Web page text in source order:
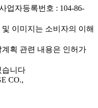
업자등록번호 : 104-86-
이미지는 소비자의 이해
획 관련 내용은 인허가
습니다
CO.,